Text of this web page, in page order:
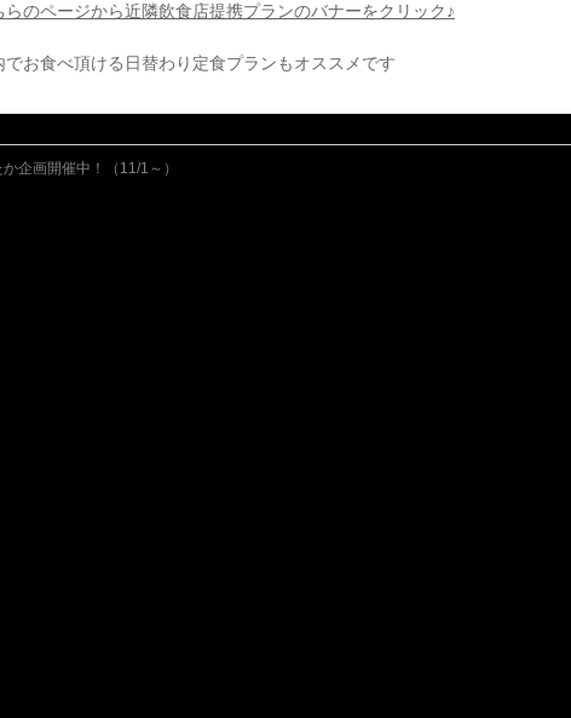
らのページから近隣飲食店提携プランのバナーをクリック♪
でお食べ頂ける日替わり定食プランもオススメです
企画開催中！（11/1～）